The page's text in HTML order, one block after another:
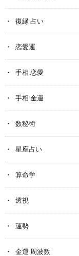
復縁 占い
恋愛運
手相 恋愛
手相 金運
数秘術
星座占い
算命学
透視
運勢
金運 周波数